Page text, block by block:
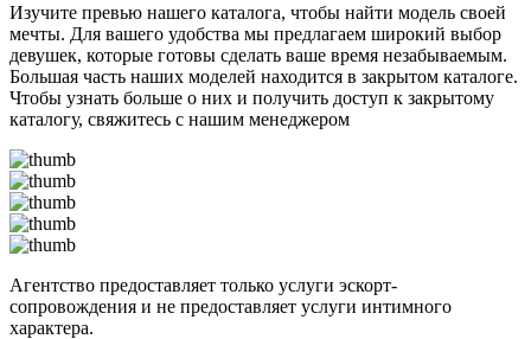
Изучите превью нашего каталога, чтобы найти модель своей
мечты. Для вашего удобства мы предлагаем широкий выбор
девушек, которые готовы сделать ваше время незабываемым.
Большая часть наших моделей находится в закрытом каталоге.
Чтобы узнать больше о них и получить доступ к закрытому
каталогу, свяжитесь с нашим менеджером
Агентство предоставляет только услуги эскорт-
сопровождения и не предоставляет услуги интимного
характера.